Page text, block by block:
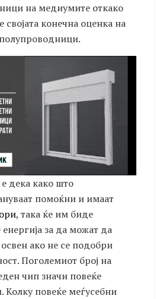
на медиумите откако
својата конечна оценка на
дека како што
помоќни и имаат
, така ќе им биде
за да можат да
ако не се подобри
Поголемиот број на
чип значи повеќе
Колку повеќе меѓусебни